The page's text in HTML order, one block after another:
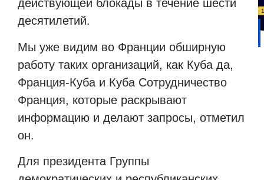
действующей блокады в течение шести
десятилетий.
Мы уже видим во Франции обширную
работу таких организаций, как Куба да,
Франция-Куба и Куба Сотрудничество
Франция, которые раскрывают
информацию и делают запросы, отметил
он.
Для президента Группы